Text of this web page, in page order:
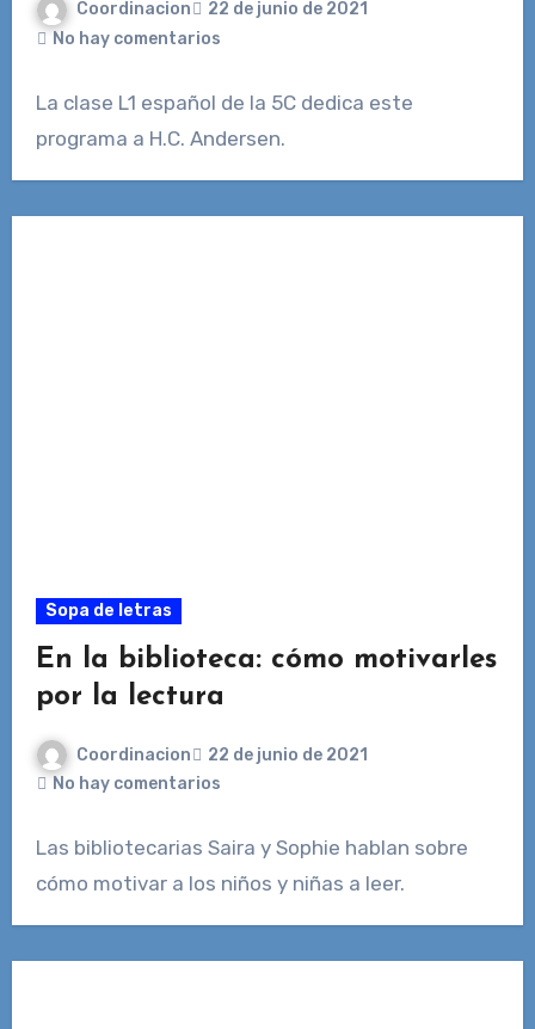
Coordinacion
22 de junio de 2021
No hay comentarios
La clase L1 español de la 5C dedica este
programa a H.C. Andersen.
Sopa de letras
En la biblioteca: cómo motivarles
por la lectura
Coordinacion
22 de junio de 2021
No hay comentarios
Las bibliotecarias Saira y Sophie hablan sobre
cómo motivar a los niños y niñas a leer.